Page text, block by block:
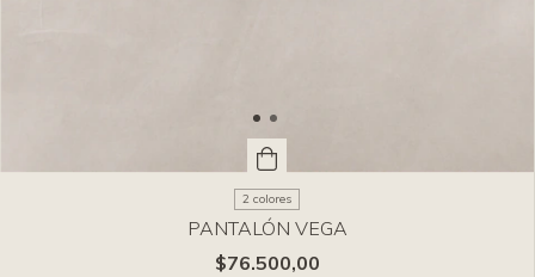
2 colores
PANTALÓN VEGA
$76.500,00